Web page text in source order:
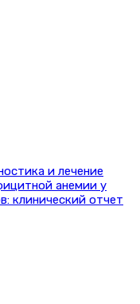
и лечение
анемии у
клинический отчет